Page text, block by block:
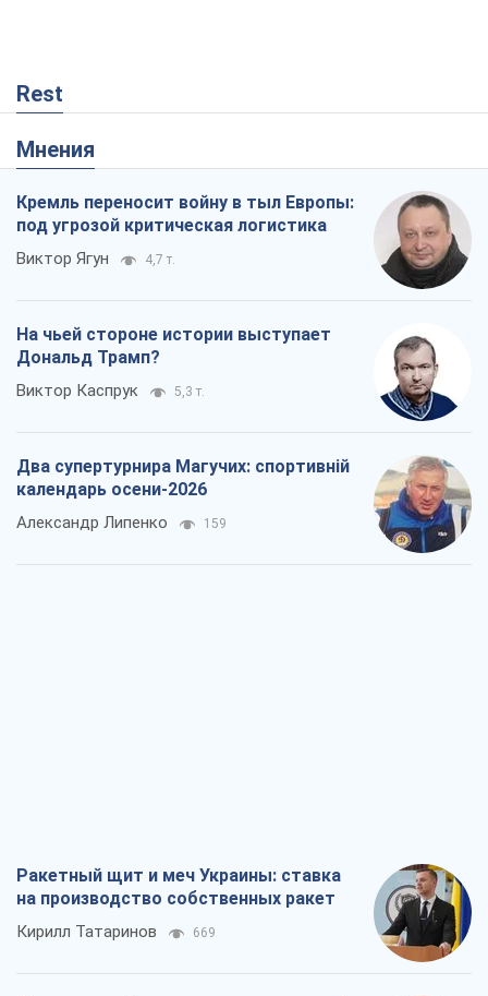
Rest
Мнения
Кремль переносит войну в тыл Европы:
под угрозой критическая логистика
Виктор Ягун 4,7 т.
На чьей стороне истории выступает
Дональд Трамп?
Виктор Каспрук 5,3 т.
Два супертурнира Магучих: спортивній
календарь осени-2026
Александр Липенко 159
Ракетный щит и меч Украины: ставка
на производство собственных ракет
Кирилл Татаринов 669